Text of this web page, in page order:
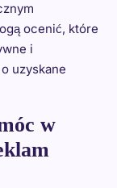
ocenić, które
i
uzyskane
w